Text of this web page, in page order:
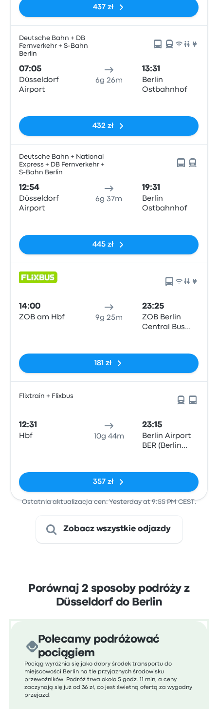
437 zł
Deutsche Bahn + DB
Fernverkehr + S-Bahn
Berlin
07:05
Düsseldorf
Airport
6g 26m
13:31
Berlin
Ostbahnhof
432 zł
Deutsche Bahn + National
Express + DB Fernverkehr +
S-Bahn Berlin
12:54
Düsseldorf
Airport
6g 37m
19:31
Berlin
Ostbahnhof
445 zł
14:00
ZOB am Hbf 9g 25m
23:25
ZOB Berlin
Central Bus
181 zł
Flixtrain + Flixbus
12:31
Hbf 10g 44m
23:15
Berlin Airport
BER (Berlin
357 zł
Ostatnia aktualizacja cen: Yesterday at 9:55 PM CEST.
Zobacz wszystkie odjazdy
Porównaj 2 sposoby podróży z
Düsseldorf do Berlin
Polecamy podróżować
pociągiem
Pociąg wyróżnia się jako dobry środek transportu do
miejscowości Berlin na tle przyjaznych środowisku
przewoźników. Podróż trwa około 5 godz. 11 min, a ceny
zaczynają się już od 36 zł, co jest świetną ofertą za wygodny
przejazd.